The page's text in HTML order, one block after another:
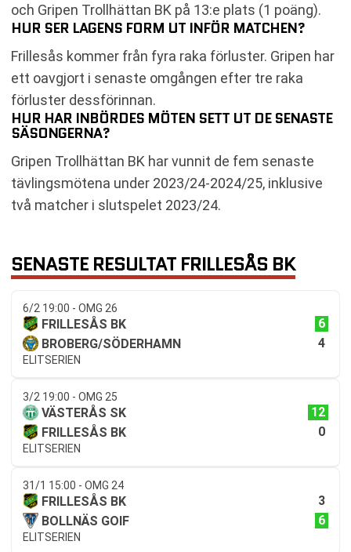
och Gripen Trollhättan BK på 13:e plats (1 poäng).
HUR SER LAGENS FORM UT INFÖR MATCHEN?
Frillesås kommer från fyra raka förluster. Gripen har
ett oavgjort i senaste omgången efter tre raka
förluster dessförinnan.
HUR HAR INBÖRDES MÖTEN SETT UT DE SENASTE
SÄSONGERNA?
Gripen Trollhättan BK har vunnit de fem senaste
tävlingsmötena under 2023/24-2024/25, inklusive
två matcher i slutspelet 2023/24.
SENASTE RESULTAT FRILLESÅS BK
6/2 19:00 - OMG 26
FRILLESÅS BK
6
BROBERG/SÖDERHAMN
4
ELITSERIEN
3/2 19:00 - OMG 25
VÄSTERÅS SK
12
FRILLESÅS BK
0
ELITSERIEN
31/1 15:00 - OMG 24
FRILLESÅS BK
3
BOLLNÄS GOIF
6
ELITSERIEN